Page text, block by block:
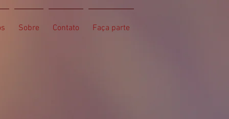
Sobre Contato Faça parte